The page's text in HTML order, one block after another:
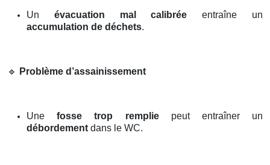
Un évacuation mal calibrée entraîne un
accumulation de déchets.
🔹 Problème d’assainissement
Unefosse trop rempliepeut entraîner un
débordement dans le WC.